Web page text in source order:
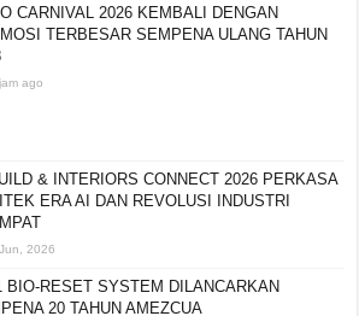
CARNIVAL 2026 KEMBALI DENGAN
TERBESAR SEMPENA ULANG TAHUN
ago
& INTERIORS CONNECT 2026 PERKASA
ERA AI DAN REVOLUSI INDUSTRI
2026
BIO-RESET SYSTEM DILANCARKAN
20 TAHUN AMEZCUA